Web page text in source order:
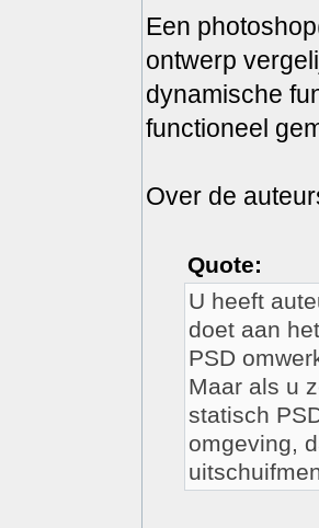
Een
ontwerp
dynamische
functioneel
Over de
Quote:
U heeft
doet aan
PSD
Maar als u
statisch
omgeving,